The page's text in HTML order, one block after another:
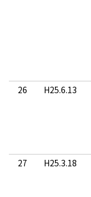
26
H25.6.13
27
H25.3.18